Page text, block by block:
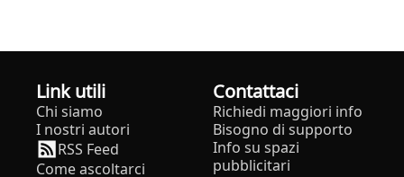
Link utili
Chi siamo
I nostri autori
RSS Feed
Come ascoltarci
Contattaci
Richiedi maggiori info
Bisogno di supporto
Info su spazi
pubblicitari